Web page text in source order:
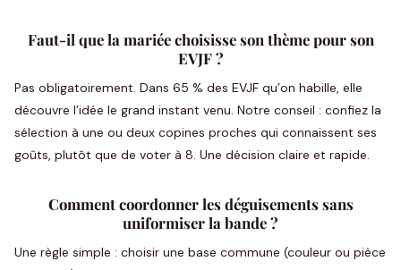
Faut-il que la mariée choisisse son thème pour son
EVJF ?
Pas obligatoirement. Dans 65 % des EVJF qu’on habille, elle
découvre l’idée le grand instant venu. Notre conseil : confiez la
sélection à une ou deux copines proches qui connaissent ses
goûts, plutôt que de voter à 8. Une décision claire et rapide.
Comment coordonner les déguisements sans
uniformiser la bande ?
Une règle simple : choisir une base commune (couleur ou pièce